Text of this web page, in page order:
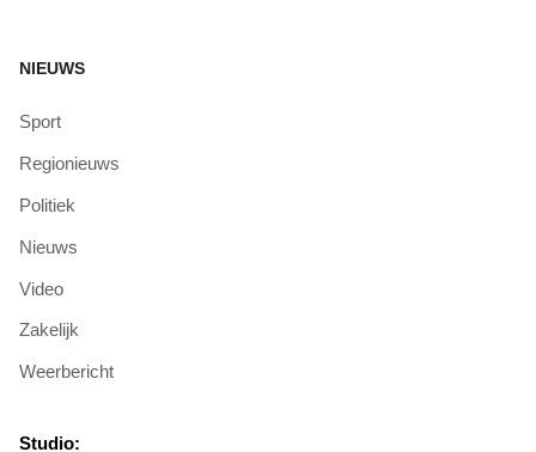
NIEUWS
Sport
Regionieuws
Politiek
Nieuws
Video
Zakelijk
Weerbericht
Studio: